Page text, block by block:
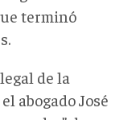
terminó
de la
abogado José